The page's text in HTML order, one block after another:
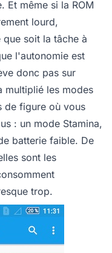
Et même si la ROM
lourd,
soit la tâche à
l'autonomie est
donc pas sur
multiplié les modes
de figure où vous
: un mode Stamina,
batterie faible. De
sont les
trop.